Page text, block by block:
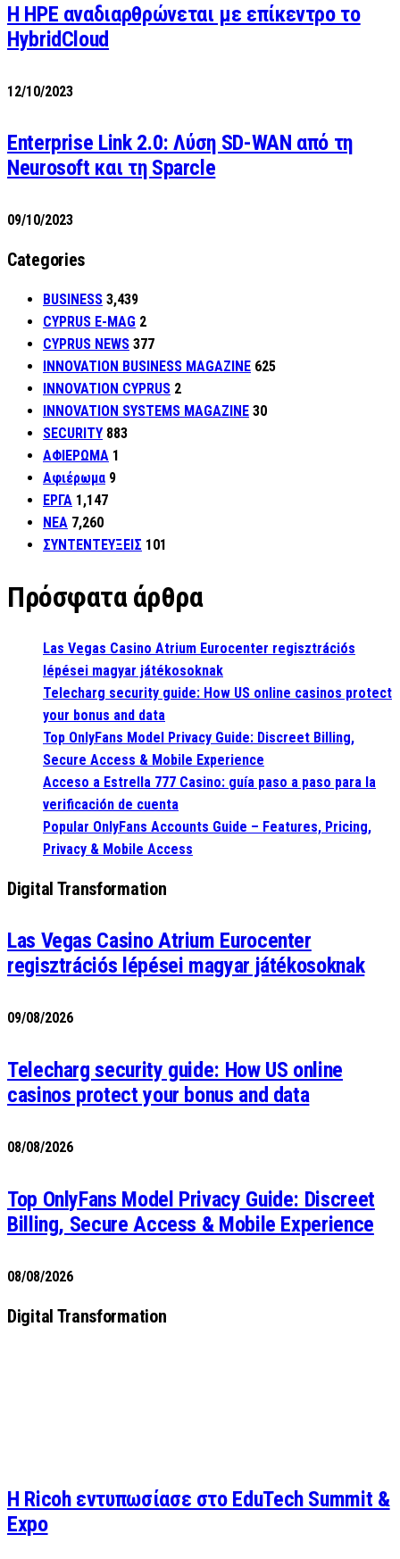
H HPE αναδιαρθρώνεται με επίκεντρο το
HybridCloud
12/10/2023
Enterprise Link 2.0: Λύση SD-WAN από τη
Neurosoft και τη Sparcle
09/10/2023
Categories
BUSINESS 3,439
CYPRUS E-MAG 2
CYPRUS NEWS 377
INNOVATION BUSINESS MAGAZINE 625
INNOVATION CYPRUS 2
INNOVATION SYSTEMS MAGAZINE 30
SECURITY 883
ΑΦΙΕΡΩΜΑ 1
Αφιέρωμα 9
ΕΡΓΑ 1,147
ΝΕΑ 7,260
ΣΥΝΤΕΝΤΕΥΞΕΙΣ 101
Πρόσφατα άρθρα
Las Vegas Casino Atrium Eurocenter regisztrációs
lépései magyar játékosoknak
Telecharg security guide: How US online casinos protect
your bonus and data
Top OnlyFans Model Privacy Guide: Discreet Billing,
Secure Access & Mobile Experience
Acceso a Estrella 777 Casino: guía paso a paso para la
verificación de cuenta
Popular OnlyFans Accounts Guide – Features, Pricing,
Privacy & Mobile Access
Digital Transformation
Las Vegas Casino Atrium Eurocenter
regisztrációs lépései magyar játékosoknak
09/08/2026
Telecharg security guide: How US online
casinos protect your bonus and data
08/08/2026
Top OnlyFans Model Privacy Guide: Discreet
Billing, Secure Access & Mobile Experience
08/08/2026
Digital Transformation
Η Ricoh εντυπωσίασε στο EduTech Summit &
Expo